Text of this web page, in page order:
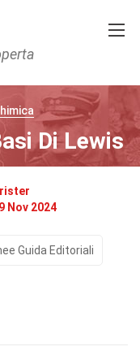
Di Lewis
Nov 2024
Guida Editoriali